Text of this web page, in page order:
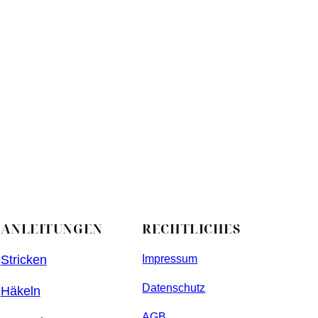
ANLEITUNGEN
Stricken
Häkeln
RECHTLICHES
Impressum
Datenschutz